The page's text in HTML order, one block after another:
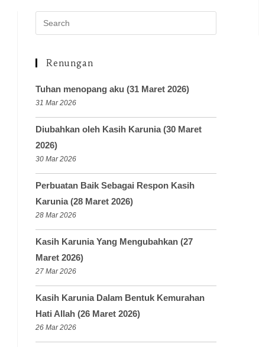
Renungan
Tuhan menopang aku (31 Maret 2026)
31 Mar 2026
Diubahkan oleh Kasih Karunia (30 Maret
2026)
30 Mar 2026
Perbuatan Baik Sebagai Respon Kasih
Karunia (28 Maret 2026)
28 Mar 2026
Kasih Karunia Yang Mengubahkan (27
Maret 2026)
27 Mar 2026
Kasih Karunia Dalam Bentuk Kemurahan
Hati Allah (26 Maret 2026)
26 Mar 2026